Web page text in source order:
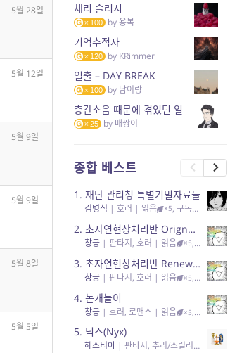
5월 28일
5월 12일
5월 9일
5월 9일
5월 8일
5월 5일
체리 슬러시
100 by용복
기억추적자
120 by KRimmer
일출 – DAY BREAK
100 by 남이랑
층간소음 때문에 겪었던 일
25 by 배짱이
종합 베스트
1. 재난 관리청 특별기밀자료들
김병식 | 호러 | 읽음 ×5, 구독 , 응원
2. 초자연현상처리반 Orignal + True Ending
창궁 | 판타지, 호러 | 읽음 ×5, 구독 ,
3. 초자연현상처리반 Renewal
창궁 | 판타지, 호러 | 읽음 ×5, 구독 ,
4. 논개놀이
창궁 | 호러, 로맨스 | 읽음 ×5, 공감11, 응원25
5. 닉스(Nyx)
헤스티아 | 판타지, 추리/스릴러| 읽음